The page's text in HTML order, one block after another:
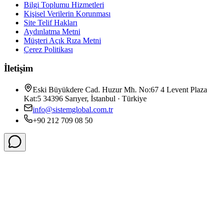
Bilgi Toplumu Hizmetleri
Kişisel Verilerin Korunması
Site Telif Hakları
Aydınlatma Metni
Müşteri Açık Rıza Metni
Çerez Politikası
İletişim
Eski Büyükdere Cad. Huzur Mh. No:67 4 Levent Plaza
Kat:5 34396 Sarıyer, İstanbul · Türkiye
info@sistemglobal.com.tr
+90 212 709 08 50